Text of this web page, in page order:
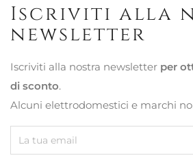
Iscriviti alla
newsletter
Iscriviti alla nostra newsletter per
di sconto.
Alcuni elettrodomestici e marchi